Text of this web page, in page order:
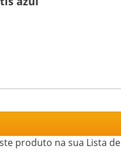
produto na sua Lista de